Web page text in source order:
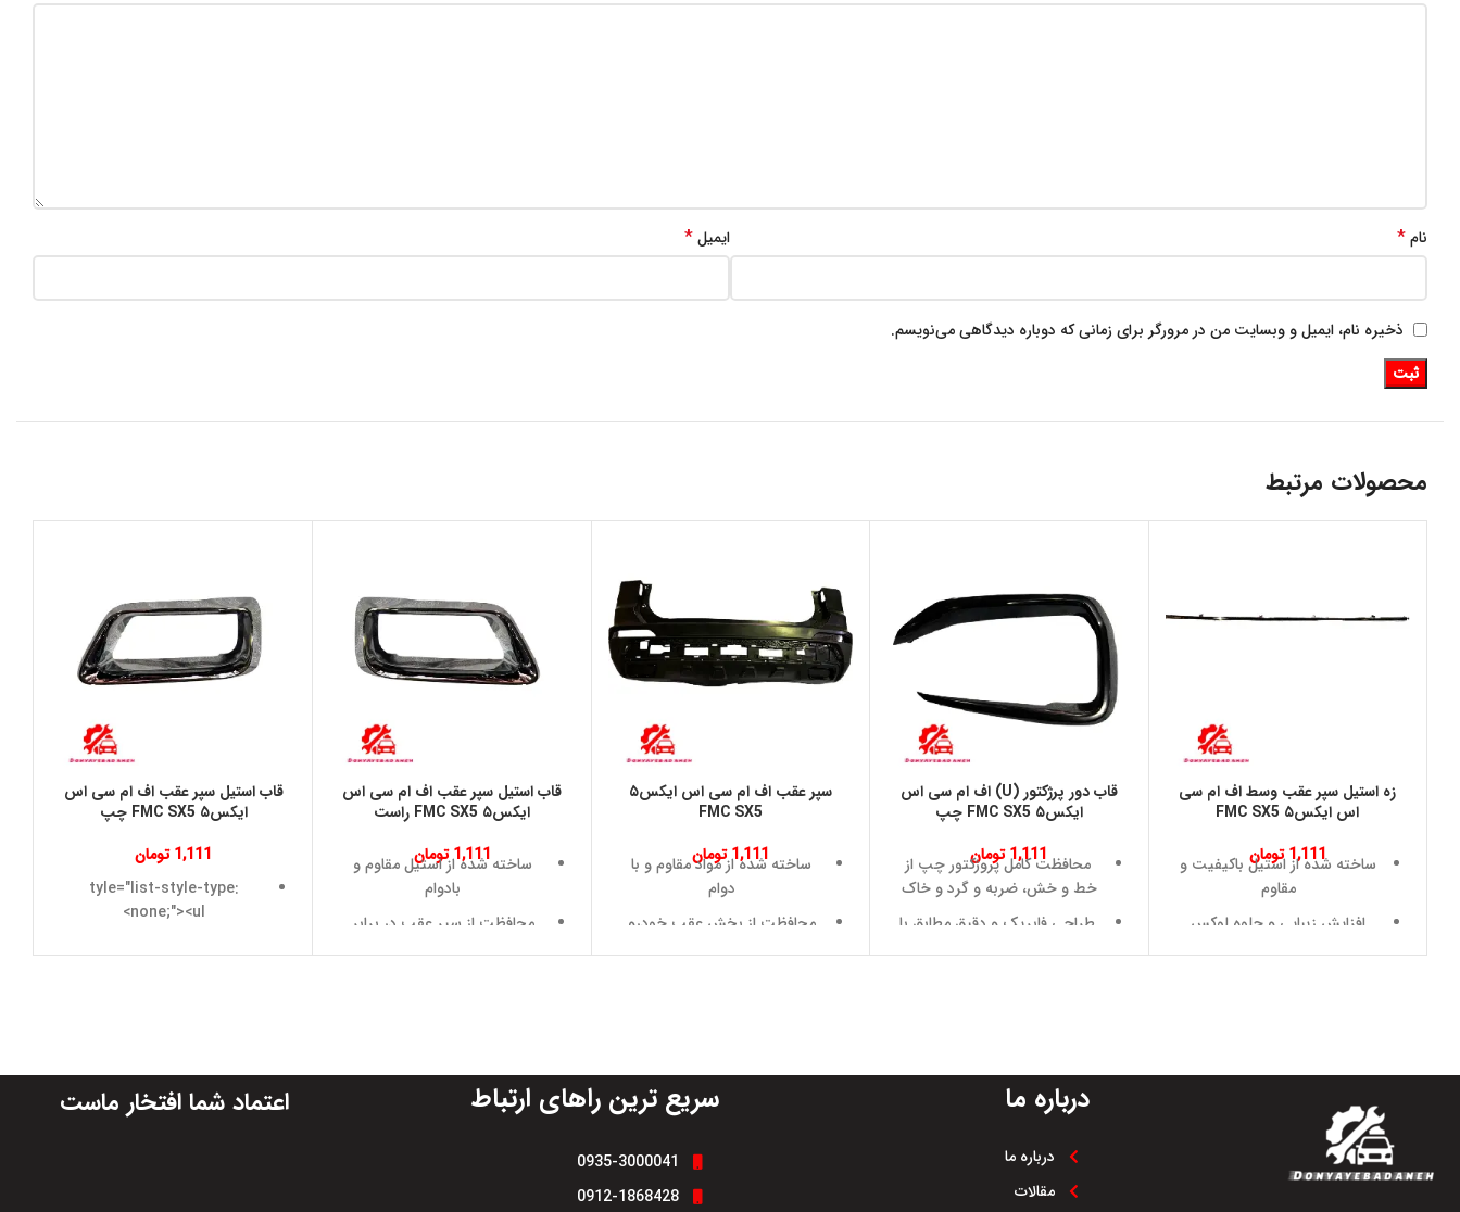
نام* ایمیل*
ذخیره نام، ایمیل و وبسایت من در مرورگر برای زمانی که دوباره دیدگاهی می‌نویسم.
محصولات مرتبط
زه استیل سپر عقب وسط اف ام سی
اس ایکس۵ FMC SX5
1,111 تومان
ساخته شده از استیل باکیفیت و
مقاوم
افزایش زیبایی و جلوه لوکس
طراحی استاندارد و هماهنگ با
سپر فابریک FMC SX5
قاب دور پرژکتور (U) اف ام سی اس
ایکس۵ FMC SX5 چپ
1,111 تومان
محافظت کامل پروژکتور چپ از
خط و خش، ضربه و گرد و خاک
طراحی فابریک و دقیق مطابق با
افزایش زیبایی و جلوه مدرن
مقاوم در برابر شرایط جوی
مختلف مانند باران، رطوبت و گرد
سپر عقب اف ام سی اس ایکس۵
FMC SX5
1,111تومان
ساخته شده از مواد مقاوم و با
دوام
محافظت از بخش عقب خودرو
افزایش ایمنی و محافظت از
قطعات عقب خودرو
مناسب برای تعویض یا ارتقای
قاب استیل سپر عقب اف ام سی اس
ایکس۵ FMC SX5 راست
1,111تومان
ساخته شده از استیل مقاوم و
بادوام
محافظت از سپر عقب در برابر
جلوه ای شیک و مرتب به عقب
قاب استیل سپر عقب اف ام سی اس
ایکس۵ FMC SX5 چپ
1,111 تومان
tyle="list-style-type:
none;"><ul>
style="list
درباره ما
درباره ما
مقالات
سریع ترین راهای ارتباط
0935-3000041
0912-1868428
اعتماد شما افتخار ماست